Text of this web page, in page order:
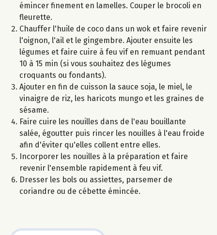
émincer finement en lamelles. Couper le brocoli en
fleurette.
Chauffer l'huile de coco dans un wok et faire revenir
l'oignon, l'ail et le gingembre. Ajouter ensuite les
légumes et faire cuire à feu vif en remuant pendant
10 à 15 min (si vous souhaitez des légumes
croquants ou fondants).
Ajouter en fin de cuisson la sauce soja, le miel, le
vinaigre de riz, les haricots mungo et les graines de
sésame.
Faire cuire les nouilles dans de l'eau bouillante
salée, égoutter puis rincer les nouilles à l'eau froide
afin d'éviter qu'elles collent entre elles.
Incorporer les nouilles à la préparation et faire
revenir l'ensemble rapidement à feu vif.
Dresser les bols ou assiettes, parsemer de
coriandre ou de cébette émincée.